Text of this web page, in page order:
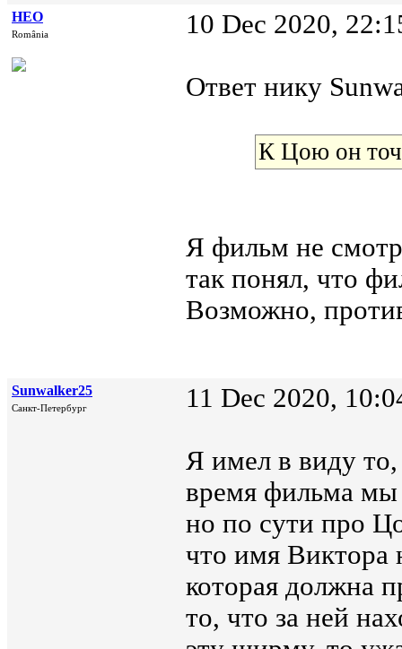
НЕО
România 10 Dec 2020,
Ответ нику
К Цою он
Я фильм не
так понял, что
Возможно,
Sunwalker25
Санкт-Петербург 11 Dec 2020,
Я имел в виду
время фильма
но по сути про
что имя Виктора
которая должна
то, что за ней